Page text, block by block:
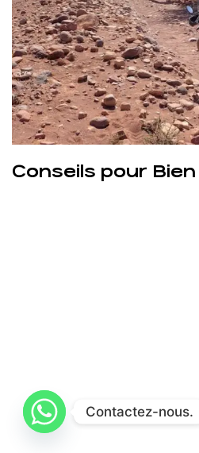
Conseils pour
Contactez-nous.